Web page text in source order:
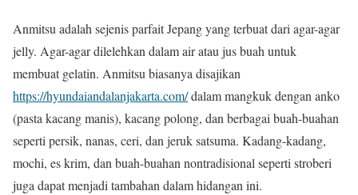
Anmitsu adalah sejenis parfait Jepang yang terbuat dari agar-agar
jelly. Agar-agar dilelehkan dalam air atau jus buah untuk
membuat gelatin. Anmitsu biasanya disajikan
https://hyundaiandalanjakarta.com/dalam mangkuk dengan anko
(pasta kacang manis), kacang polong, dan berbagai buah-buahan
seperti persik, nanas, ceri, dan jeruk satsuma. Kadang-kadang,
mochi, es krim, dan buah-buahan nontradisional seperti stroberi
juga dapat menjadi tambahan dalam hidangan ini.